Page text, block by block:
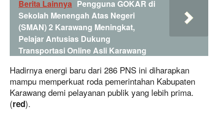
Berita Lainnya Pengguna GOKAR di
Sekolah Menengah Atas Negeri
(SMAN) 2 Karawang Meningkat,
Pelajar Antusias Dukung
Transportasi Online Asli Karawang
Hadirnya energi baru dari 286 PNS ini diharapkan
mampu memperkuat roda pemerintahan Kabupaten
Karawang demi pelayanan publik yang lebih prima.
(red).